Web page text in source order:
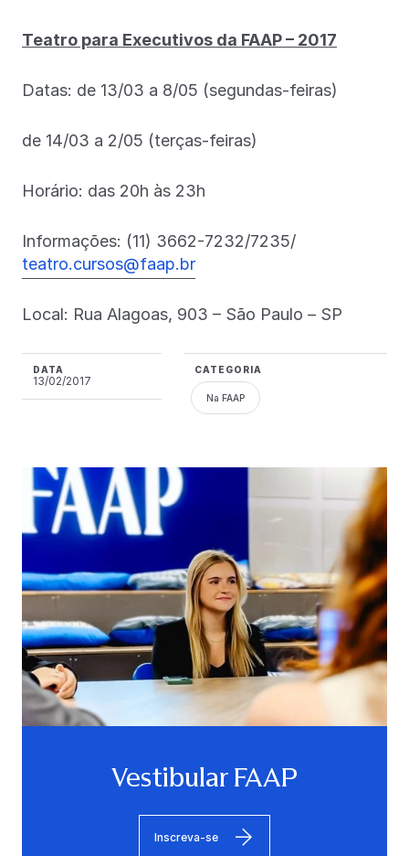
Teatro para Executivos da FAAP – 2017
Datas: de 13/03 a 8/05 (segundas-feiras)
de 14/03 a 2/05 (terças-feiras)
Horário: das 20h às 23h
Informações: (11) 3662-7232/7235/
teatro.cursos@faap.br
Local: Rua Alagoas, 903 – São Paulo – SP
DATA
13/02/2017
CATEGORIA
Na FAAP
Vestibular FAAP
Inscreva-se